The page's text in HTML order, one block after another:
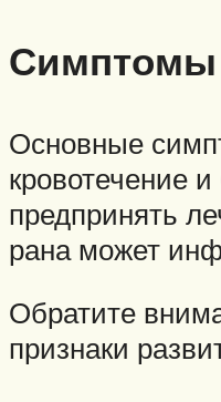
Симптомы
Основные
кровотечение
предпринять
рана может
Обратите
признаки